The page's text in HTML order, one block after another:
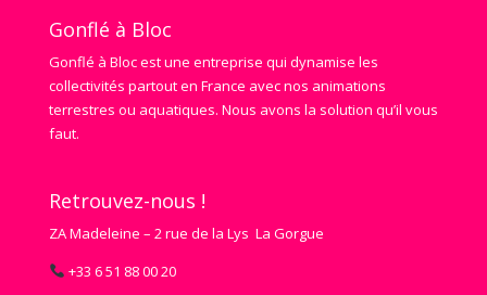
Gonflé à Bloc
Gonflé à Bloc est une entreprise qui dynamise les
collectivités partout en France avec nos animations
terrestres ou aquatiques. Nous avons la solution qu’il vous
faut.
Retrouvez-nous !
ZA Madeleine – 2 rue de la Lys La Gorgue
+33 6 51 88 00 20